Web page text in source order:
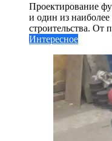
Проектирование
и один из наиболее
строительства. От
Интересное